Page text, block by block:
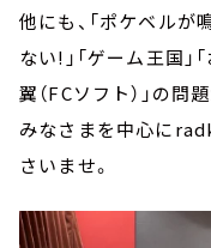
他にも、「ポケベルが
ない!」「ゲーム王国」
翼（FCソフト）」の
みなさまを中心に
さいませ。